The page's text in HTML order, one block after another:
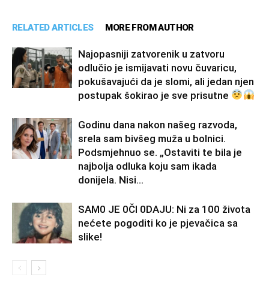
RELATED ARTICLES MORE FROM AUTHOR
Najopasniji zatvorenik u zatvoru
odlučio je ismijavati novu čuvaricu,
pokušavajući da je slomi, ali jedan njen
postupak šokirao je sve prisutne
Godinu dana nakon našeg razvoda,
srela sam bivšeg muža u bolnici.
Podsmjehnuo se. „Ostaviti te bila je
najbolja odluka koju sam ikada
donijela. Nisi...
SAM0 JE 0Čl 0DAJU: Ni za 100 života
nećete pogoditi ko je pjevačica sa
slike!